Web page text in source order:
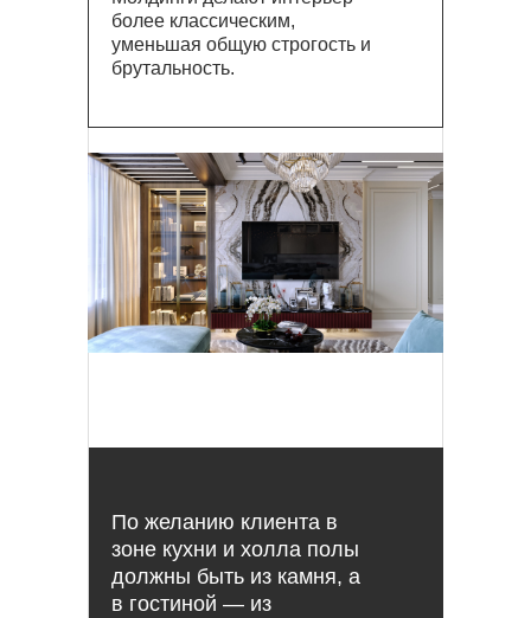
более классическим,
уменьшая общую строгость и
брутальность.
По желанию клиента в
зоне кухни и холла полы
должны быть из камня, а
в гостиной ― из